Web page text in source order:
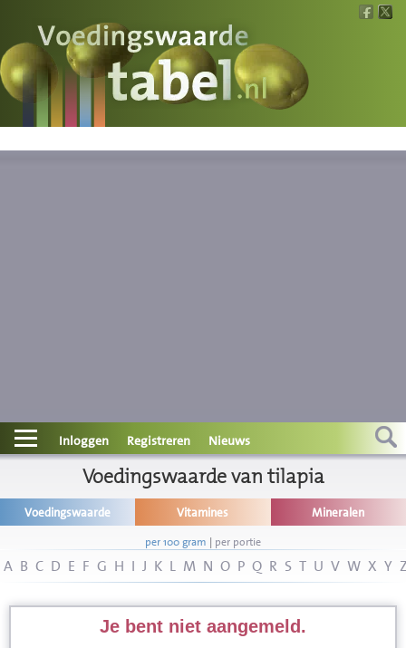
Voedingswaarde
Wat is wat?
Contact
Informatie
Disclaimer
Inloggen Registreren Nieuws
Voedingswaarde van tilapia
Voedingswaarde Vitamines Mineralen
per 100 gram | per portie
A B C D E F G H I J K L M N O P Q R S T U V W X Y
Je bent niet aangemeld.